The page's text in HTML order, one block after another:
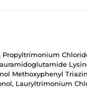
Propyltrimonium
Methoxyphenyl
Lauryltrimonium